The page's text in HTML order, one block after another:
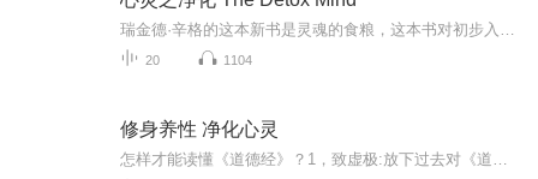
20 1104
修身养性 净化心灵